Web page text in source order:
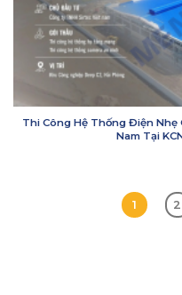
Thi Công Hệ Thống Điện Nhẹ
Nam Tại
1 2